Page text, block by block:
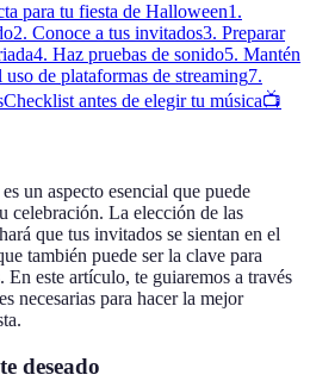
para tu fiesta de Halloween1.
2. Conoce a tus invitados3. Preparar
4. Haz pruebas de sonido5. Mantén
de plataformas de streaming7.
Checklist antes de elegir tu música📺
es un aspecto esencial que puede
celebración. La elección de las
que tus invitados se sientan en el
también puede ser la clave para
En este artículo, te guiaremos a través
necesarias para hacer la mejor
deseado